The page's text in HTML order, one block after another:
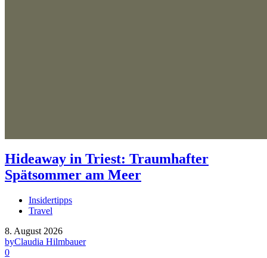
Hideaway in Triest: Traumhafter
Spätsommer am Meer
Insidertipps
Travel
8. August 2026
byClaudia Hilmbauer
0